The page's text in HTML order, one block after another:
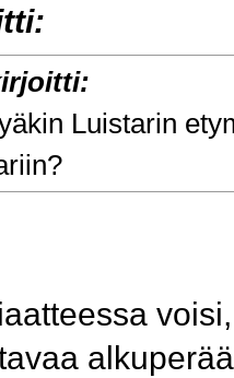
Luistarin